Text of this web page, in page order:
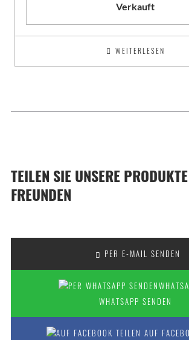
Verkauft
WEITERLESEN
TEILEN SIE UNSERE
FREUNDEN
PER E-MAIL SENDEN
WHATSAPP SENDEN
AUF